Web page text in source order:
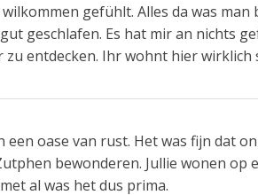
gefühlt. Alles da was man
geschlafen. Es hat mir an nichts
entdecken. Ihr wohnt hier
oase van rust. Het was fijn dat
bewonderen. Jullie wonen
al was het dus prima.